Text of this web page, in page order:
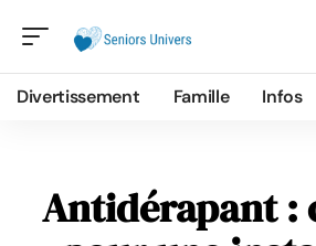
Divertissement Famille Infos
Antidérapant :